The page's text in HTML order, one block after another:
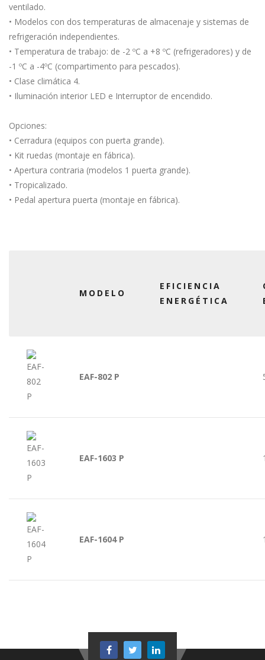
ventilado.
• Modelos con dos temperaturas de almacenaje y sistemas de
refrigeración independientes.
• Temperatura de trabajo: de -2 ºC a +8 ºC (refrigeradores) y de
-1 ºC a -4ºC (compartimento para pescados).
• Clase climática 4.
• Iluminación interior LED e Interruptor de encendido.
Opciones:
• Cerradura (equipos con puerta grande).
• Kit ruedas (montaje en fábrica).
• Apertura contraria (modelos 1 puerta grande).
• Tropicalizado.
• Pedal apertura puerta (montaje en fábrica).
MODELO
EFICIENCIA
ENERGÉTICA
EAF-802 P
EAF-1603 P
EAF-1604 P